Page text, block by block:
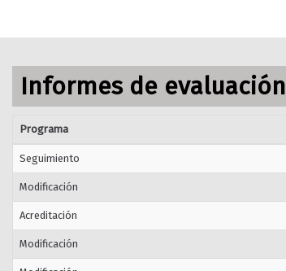
Informes de evaluación
Programa
Seguimiento
Modificación
Acreditación
Modificación